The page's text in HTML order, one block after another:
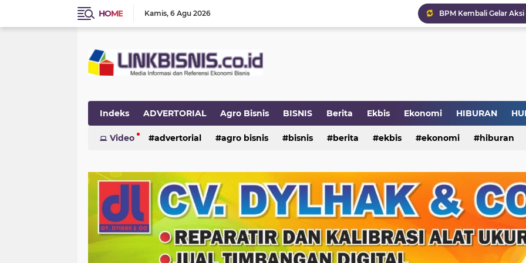
HOME Kamis 6 Agu 2026
Indeks ADVERTORIAL Agro Bisnis BISNIS Berita Ekbis Ekonomi HIBURAN
INTERNASIONAL NASIONAL OPINI PENDIDIKAN PERBANKAN PERDAGANGAN
Video advertorial agro bisnis bisnis berita ekbis ekonomi hiburan
umkm ukm